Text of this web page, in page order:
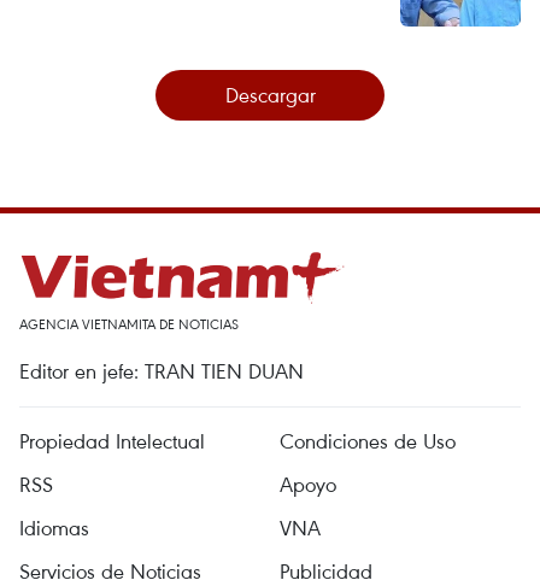
Descargar
AGENCIA VIETNAMITA DE NOTICIAS
Editor en jefe: TRAN TIEN DUAN
Propiedad Intelectual
Condiciones de Uso
RSS
Apoyo
Idiomas
VNA
Servicios de Noticias
Publicidad